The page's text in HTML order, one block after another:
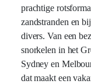
prachtige
zandstranden en
divers. Van een
snorkelen in het
Sydney en
dat maakt een